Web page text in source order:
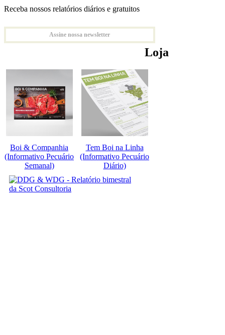
Receba nossos relatórios diários e gratuitos
Assine nossa newsletter
Loja
Boi & Companhia
(Informativo Pecuário
Semanal)
Tem Boi na Linha
(Informativo Pecuário
Diário)